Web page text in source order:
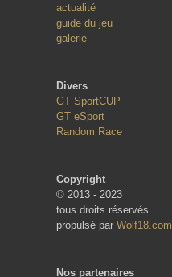
actualité
guide du jeu
galerie
Divers
GT SportCUP
GT eSport
Random Race
Copyright
© 2013 - 2023
tous droits réservés
propulsé par Wolf18.com
Nos partenaires